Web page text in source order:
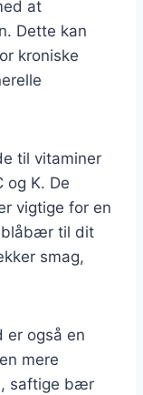
at
Dette kan
kroniske
til vitaminer
og K. De
vigtige for en
blåbær til dit
smag,
er også en
mere
saftige bær